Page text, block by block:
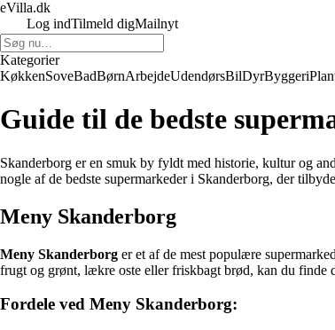
eVilla.dk
Log indTilmeld digMailnyt
Kategorier
KøkkenSoveBadBørnArbejdeUdendørsBilDyrByggeri
Guide til de bedste
Skanderborg er en smuk by fyldt med historie, kultur og
nogle af de bedste supermarkeder i Skanderborg, der
Meny Skanderborg
Meny Skanderborg er et af de mest populære
frugt og grønt, lækre oste eller friskbagt brød, kan du finde
Fordele ved Meny Skanderborg: